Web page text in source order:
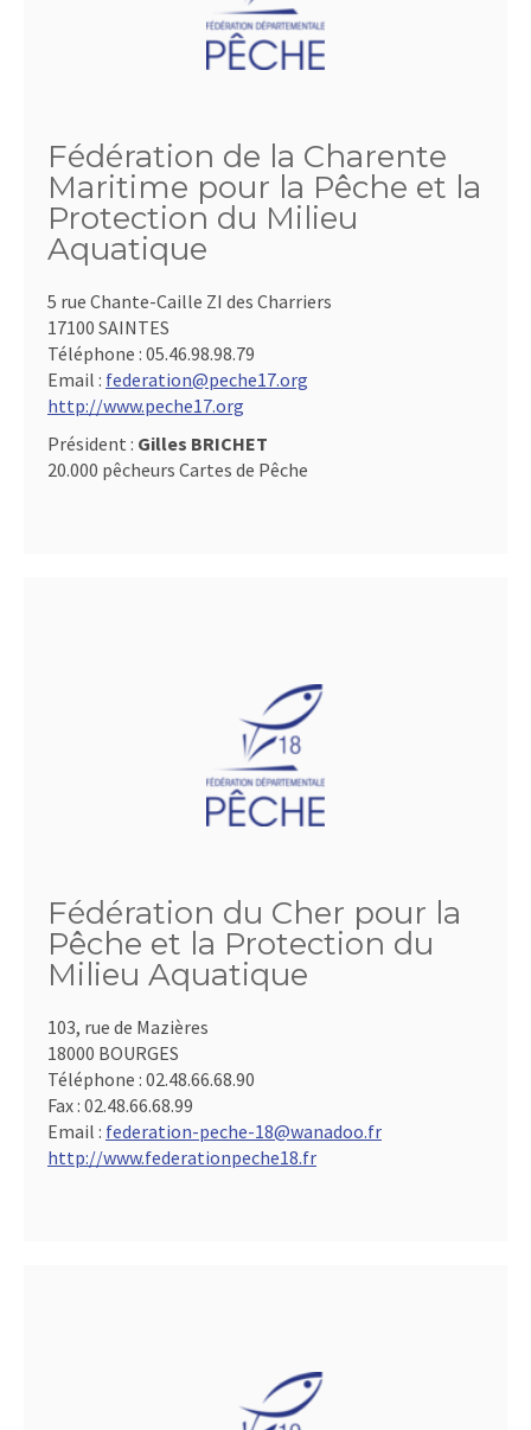
Fédération de la Charente
Maritime pour la Pêche et la
Protection du Milieu
Aquatique
5 rue Chante-Caille ZI des Charriers
17100 SAINTES
Téléphone : 05.46.98.98.79
Email : federation@peche17.org
http://www.peche17.org
Président : Gilles BRICHET
20.000 pêcheurs Cartes de Pêche
Fédération du Cher pour la
Pêche et la Protection du
Milieu Aquatique
103, rue de Mazières
18000 BOURGES
Téléphone : 02.48.66.68.90
Fax : 02.48.66.68.99
Email : federation-peche-18@wanadoo.fr
http://www.federationpeche18.fr